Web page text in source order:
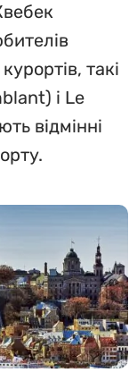
такі
і Le
відмінні